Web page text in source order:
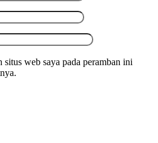
situs web saya pada peramban ini